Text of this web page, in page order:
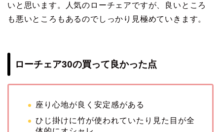
いと思います。人気のローチェアですが、良いところ
も悪いところもあるのでしっかり見極めていきます。
ローチェア30の買って良かった点
座り心地が良く安定感がある
ひじ掛けに竹が使われていたり見た目が全